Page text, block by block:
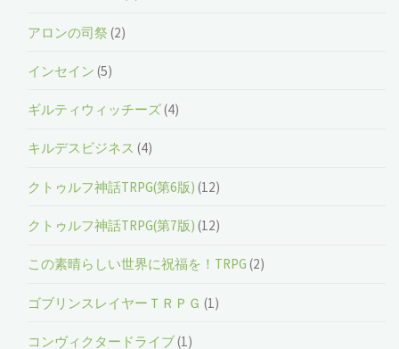
アロンの司祭 (2)
インセイン (5)
ギルティウィッチーズ(4)
キルデスビジネス (4)
クトゥルフ神話TRPG(第6版) (12)
クトゥルフ神話TRPG(第7版) (12)
この素晴らしい世界に祝福を！TRPG (2)
ゴブリンスレイヤーＴＲＰＧ (1)
コンヴィクタードライブ(1)